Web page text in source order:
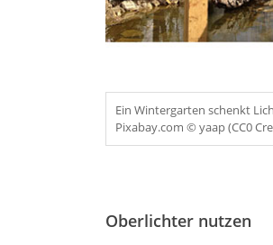
Ein Wintergarten schenkt
Pixabay.com © yaap (CC0
Oberlichter nutzen